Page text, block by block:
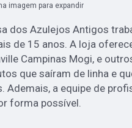
imagem para expandir
dos Azulejos Antigos
de 15 anos. A loja
Campinas Mogi, e
que saíram de linha e
Ademais, a equipe de
forma possível.